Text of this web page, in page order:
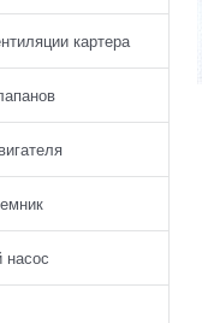
картера
насос